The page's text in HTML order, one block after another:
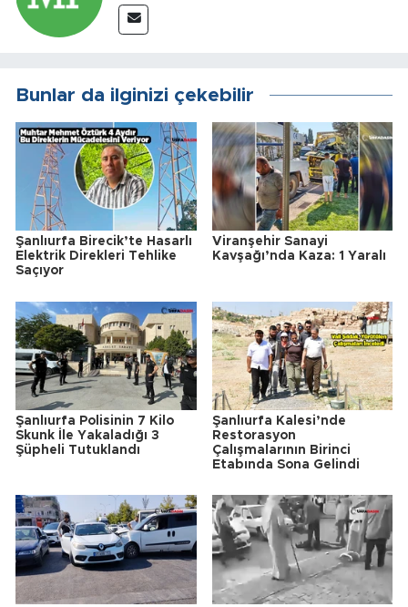
Bunlar da ilginizi çekebilir
Şanlıurfa Birecik’te Hasarlı
Elektrik Direkleri Tehlike
Saçıyor
Viranşehir Sanayi
Kavşağı’nda Kaza: 1 Yaralı
Şanlıurfa Polisinin 7 Kilo
Skunk İle Yakaladığı 3
Şüpheli Tutuklandı
Şanlıurfa Kalesi’nde
Restorasyon
Çalışmalarının Birinci
Etabında Sona Gelindi